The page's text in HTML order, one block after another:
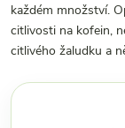
každém množství.
citlivosti na kofein,
citlivého žaludku a